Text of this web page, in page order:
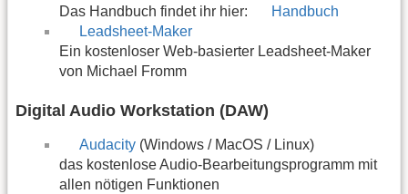
Das Handbuch findet ihr hier:
Handbuch
Leadsheet-Maker
Ein kostenloser Web-basierter Leadsheet-Maker
von Michael Fromm
Digital Audio Workstation (DAW)
Audacity (Windows / MacOS / Linux)
das kostenlose Audio-Bearbeitungsprogramm mit
allen nötigen Funktionen